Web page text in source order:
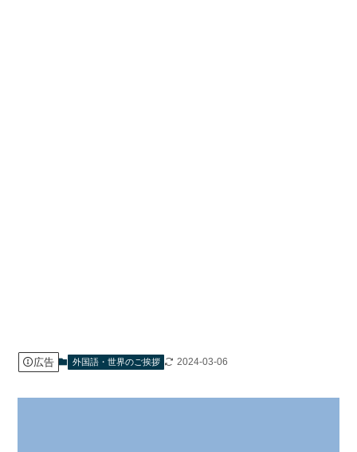
広告 外国語・世界のご挨拶 2024-03-06